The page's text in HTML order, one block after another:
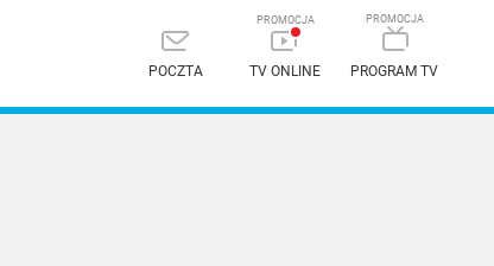
POCZTA TV ONLINE PROGRAM TV